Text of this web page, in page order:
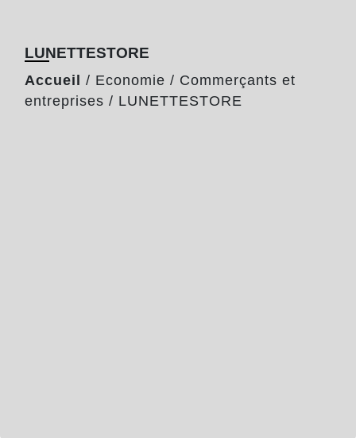
LUNETTESTORE
Accueil / Economie / Commerçants et
entreprises / LUNETTESTORE